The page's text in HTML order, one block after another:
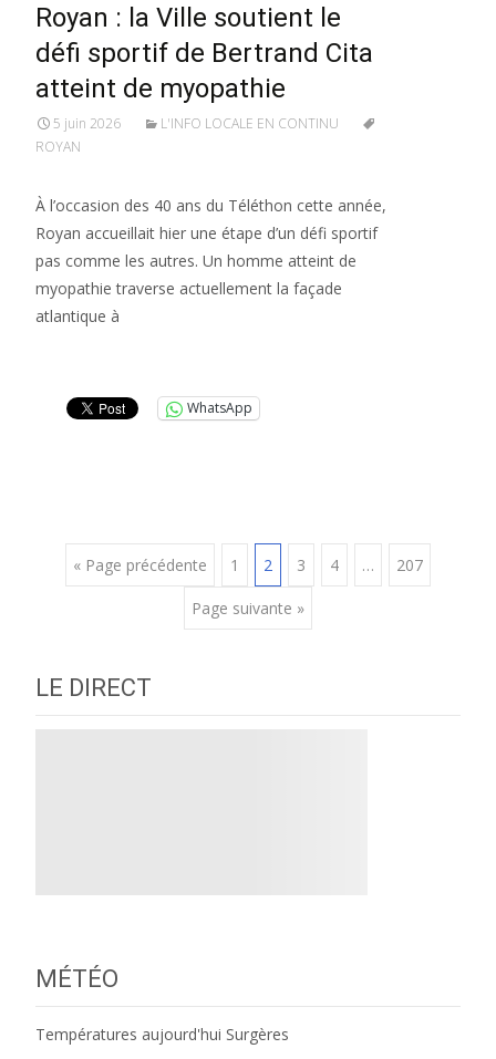
Royan : la Ville soutient le
défi sportif de Bertrand Cita
atteint de myopathie
5 juin 2026
L'INFO LOCALE EN CONTINU
ROYAN
À l’occasion des 40 ans du Téléthon cette année,
Royan accueillait hier une étape d’un défi sportif
pas comme les autres. Un homme atteint de
myopathie traverse actuellement la façade
atlantique à
WhatsApp
Posts
navigation
« Page précédente 1 2 3 4 … 207
Page suivante »
LE DIRECT
MÉTÉO
Températures aujourd'hui Surgères